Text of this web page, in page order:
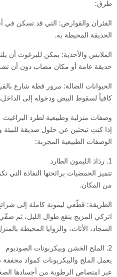
طرق:
الفئران والقوارض: التي قد تسكن في
الحديقة المحيطة به.
الملابس والأحذية: يمكن للبرغوث أن
حديقة عامة أو مكان مصاب دون أن
الحيوانات الضالة: مرور قطة شارع
كافياً لسقوط البيض ودخوله إلى الداخل.
وصفات منزلية وطبيعية لطرد البراغيث
إذا كنتِ تبحثين عن حلول صديقة
الوصفات الطبيعية المجربة:
1. رذاذ الليمون الطارد
تتميز الحمضيات برائحتها النفاذة التي
من المكان.
الطريقة: قطّعي ليمونة كاملة إلى
اتركي المزيج ينقع طوال الليل، ثم
السجاد، الأثاث، والزوايا المحيطة
2. الملح الخشن وبيكربونات الصوديوم
يعمل الملح والبيكربونات كمواد
عبر امتصاص الرطوبة من أجسادها